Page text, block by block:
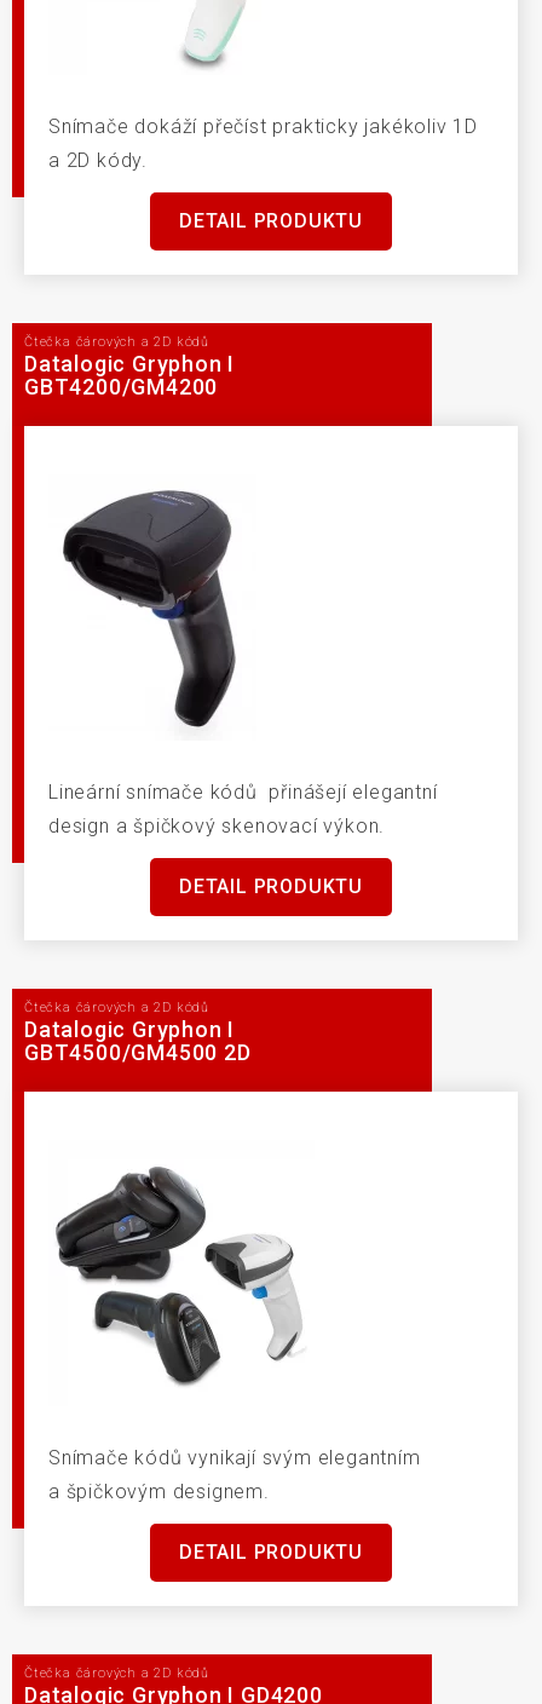
Snímače dokáží přečíst prakticky jakékoliv 1D
a 2D kódy.
DETAIL PRODUKTU
Čtečka čárových a 2D kódů
Datalogic Gryphon I
GBT4200/GM4200
Lineární snímače kódů přinášejí elegantní
design a špičkový skenovací výkon.
DETAIL PRODUKTU
Čtečka čárových a 2D kódů
Datalogic Gryphon I
GBT4500/GM4500 2D
Snímače kódů vynikají svým elegantním
a špičkovým designem.
DETAIL PRODUKTU
Čtečka čárových a 2D kódů
Datalogic Gryphon I GD4200